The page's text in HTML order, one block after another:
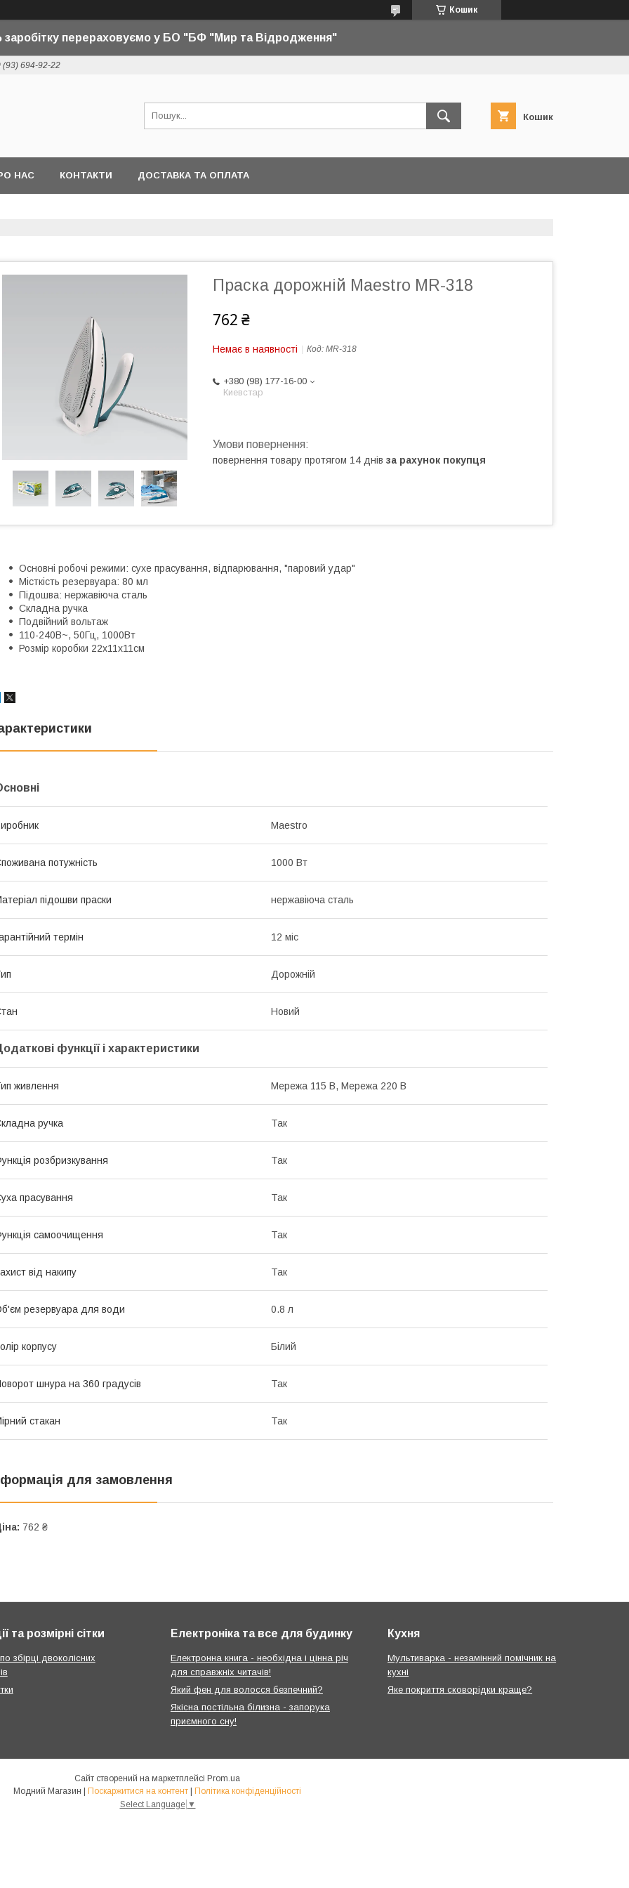
Кошик
заробітку перераховуємо у БО "БФ "Мир та Відродження"
(93) 694-92-22
Кошик
НАС КОНТАКТИ ДОСТАВКА ТА ОПЛАТА
Праска дорожній Maestro MR-318
762 ₴
Немає в наявності Код: MR-318
+380 (98) 177-16-00
Киевстар
повернення товару протягом 14 днів за рахунок покупця
Основні робочі режими: сухе прасування, відпарювання, "паровий удар"
Місткість резервуара: 80 мл
Підошва: нержавіюча сталь
Складна ручка
Подвійний вольтаж
110-240В~, 50Гц, 1000Вт
Розмір коробки 22х11х11см
Maestro
потужність 1000 Вт
підошви праски нержавіюча сталь
термін 12 міс
Дорожній
Новий
функції і характеристики
живлення Мережа 115 В, Мережа 220 В
ручка Так
розбризкування Так
прасування Так
самоочищення Так
від накипу Так
резервуара для води 0.8 л
корпусу Білий
шнура на 360 градусів Так
стакан Так
для замовлення
762 ₴
та розмірні сітки
збірці двоколісних
Електроніка та все для будинку
Електронна книга - необхідна і цінна річ
для справжніх читачів!
Який фен для волосся безпечний?
Якісна постільна білизна - запорука
приємного сну!
Кухня
Мультиварка - незамінний помічник на
кухні
Яке покриття сковорідки краще?
Сайт створений на маркетплейсі Prom.ua
Поскаржитися на контент
Політика конфіденційності
Select Language ▼